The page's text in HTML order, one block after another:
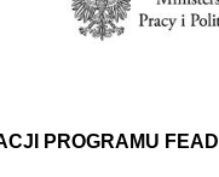
PROGRAMU FEAD